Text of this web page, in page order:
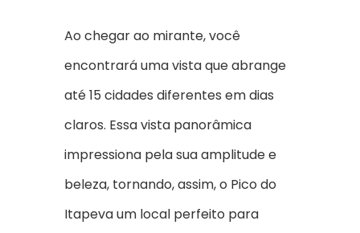
Ao chegar ao mirante, você
encontrará uma vista que abrange
até 15 cidades diferentes em dias
claros. Essa vista panorâmica
impressiona pela sua amplitude e
beleza, tornando, assim, o Pico do
Itapeva um local perfeito para